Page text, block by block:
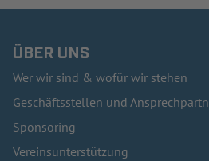
ÜBER UNS
Wer wir sind & wofür wir stehen
Geschäftsstellen und
Sponsoring
Vereinsunterstützung